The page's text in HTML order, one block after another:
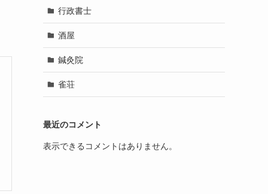
行政書士
酒屋
鍼灸院
雀荘
最近のコメント
表示できるコメントはありません。